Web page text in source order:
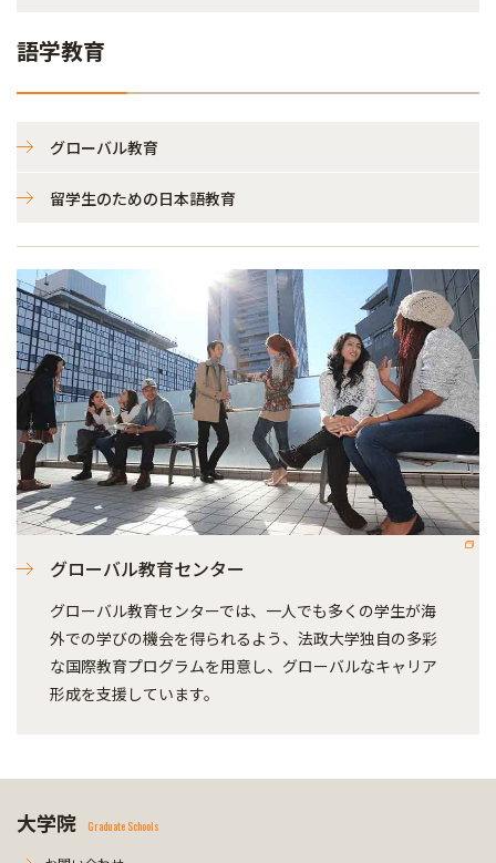
語学教育
グローバル教育
留学生のための日本語教育
グローバル教育センター
グローバル教育センターでは、一人でも多くの学生が海
外での学びの機会を得られるよう、法政大学独自の多彩
な国際教育プログラムを用意し、グローバルなキャリア
形成を支援しています。
大学院 Graduate Schools